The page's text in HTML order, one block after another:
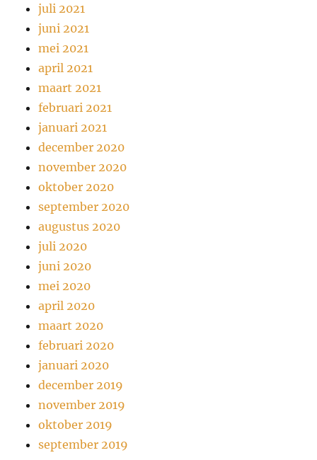
juli 2021
juni 2021
mei 2021
april 2021
maart 2021
februari 2021
januari 2021
december 2020
november 2020
oktober 2020
september 2020
augustus 2020
juli 2020
juni 2020
mei 2020
april 2020
maart 2020
februari 2020
januari 2020
december 2019
november 2019
oktober 2019
september 2019